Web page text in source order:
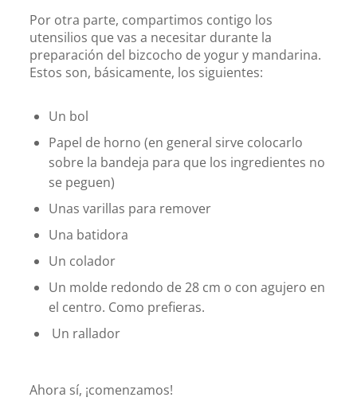
Por otra parte, compartimos contigo los
utensilios que vas a necesitar durante la
preparación del bizcocho de yogur y mandarina.
Estos son, básicamente, los siguientes:
Un bol
Papel de horno (en general sirve colocarlo
sobre la bandeja para que los ingredientes no
se peguen)
Unas varillas para remover
Una batidora
Un colador
Un molde redondo de 28 cm o con agujero en
el centro. Como prefieras.
Un rallador
Ahora sí, ¡comenzamos!